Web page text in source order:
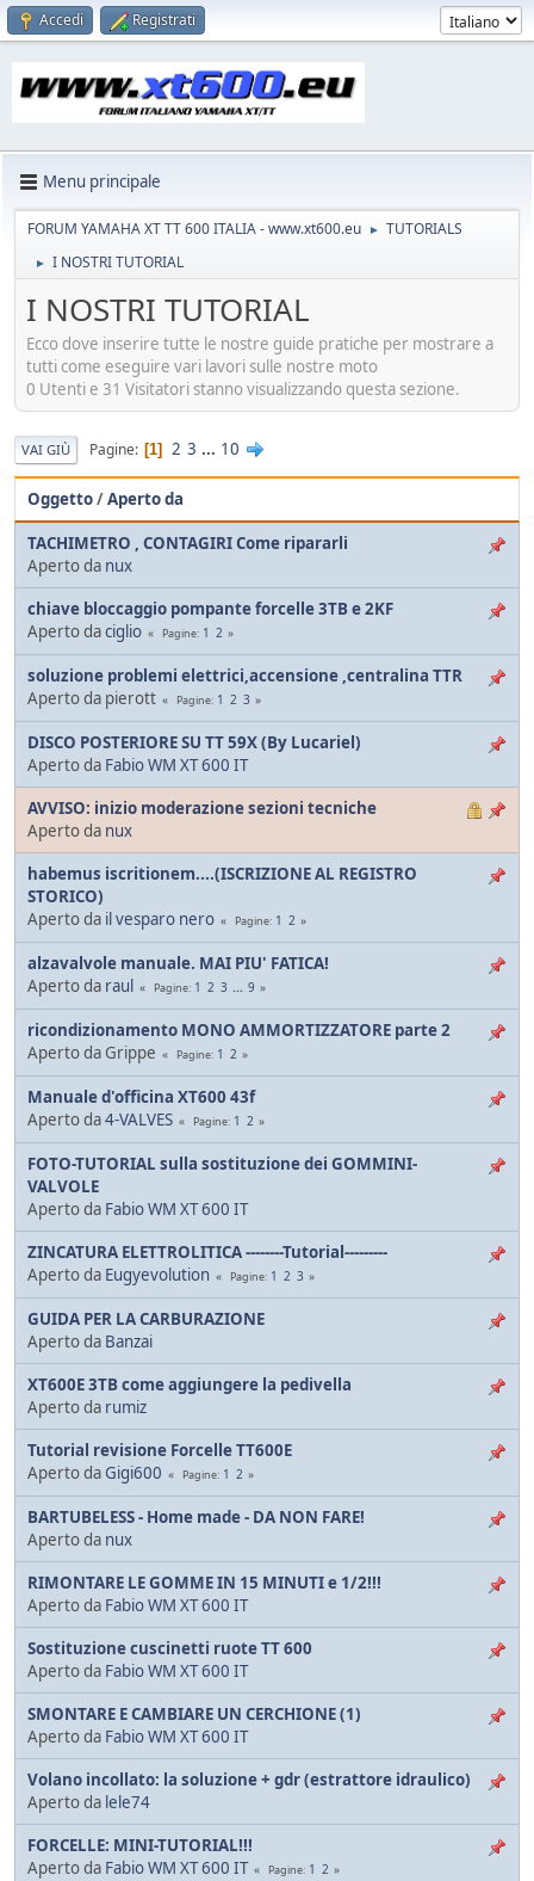
Accedi Registrati
Menu principale
FORUM YAMAHA XT TT 600 ITALIA - www.xt600.eu ► TUTORIALS
► I NOSTRI TUTORIAL
I NOSTRI TUTORIAL
Ecco dove inserire tutte le nostre guide pratiche per mostrare a
tutti come eseguire vari lavori sulle nostre moto
0 Utenti e 31 Visitatori stanno visualizzando questa sezione.
VAI GIÙ Pagine 1 2 3 ... 10
Oggetto/Aperto da
TACHIMETRO , CONTAGIRI Come ripararli
Aperto da nux
chiave bloccaggio pompante forcelle 3TB e 2KF
Aperto daciglio Pagine 1 2
soluzione problemi elettrici,accensione ,centralina TTR
Aperto da pierott
Pagine 1 2 3
DISCO POSTERIORE SU TT 59X (By Lucariel)
Aperto da Fabio WM XT 600 IT
AVVISO: inizio moderazione sezioni tecniche
Aperto da nux
habemus iscritionem....(ISCRIZIONE AL REGISTRO
STORICO)
Aperto da il vesparo nero Pagine 1 2
alzavalvole manuale. MAI PIU' FATICA!
Aperto da raul Pagine 1 2 3 ... 9
ricondizionamento MONO AMMORTIZZATORE parte 2
Aperto da Grippe
Pagine 1 2
Manuale d'officina XT600 43f
Aperto da4-VALVES Pagine 1 2
FOTO-TUTORIAL sulla sostituzione dei GOMMINI-
VALVOLE
Aperto da Fabio WM XT 600 IT
ZINCATURA ELETTROLITICA --------Tutorial---------
Aperto da Eugyevolution Pagine 1 2 3
GUIDA PER LA CARBURAZIONE
Aperto da Banzai
XT600E 3TB come aggiungere la pedivella
Aperto da rumiz
Tutorial revisione Forcelle TT600E
Aperto da Gigi600 Pagine 1 2
BARTUBELESS - Home made - DA NON FARE!
Aperto da nux
RIMONTARE LE GOMME IN 15 MINUTI e 1/2!!!
Aperto da Fabio WM XT 600 IT
Sostituzione cuscinetti ruote TT 600
Aperto da Fabio WM XT 600 IT
SMONTARE E CAMBIARE UN CERCHIONE (1)
Aperto da Fabio WM XT 600 IT
Volano incollato: la soluzione + gdr (estrattore idraulico)
Aperto da lele74
FORCELLE: MINI-TUTORIAL!!!
Aperto da Fabio WM XT 600 IT Pagine 1 2